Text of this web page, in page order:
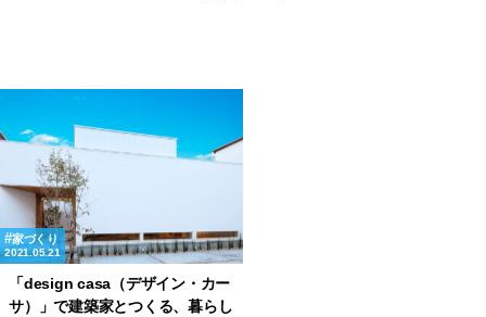
家づくり
2021.05.21
「design casa（デザイン・カー
サ）」で建築家とつくる、暮らし